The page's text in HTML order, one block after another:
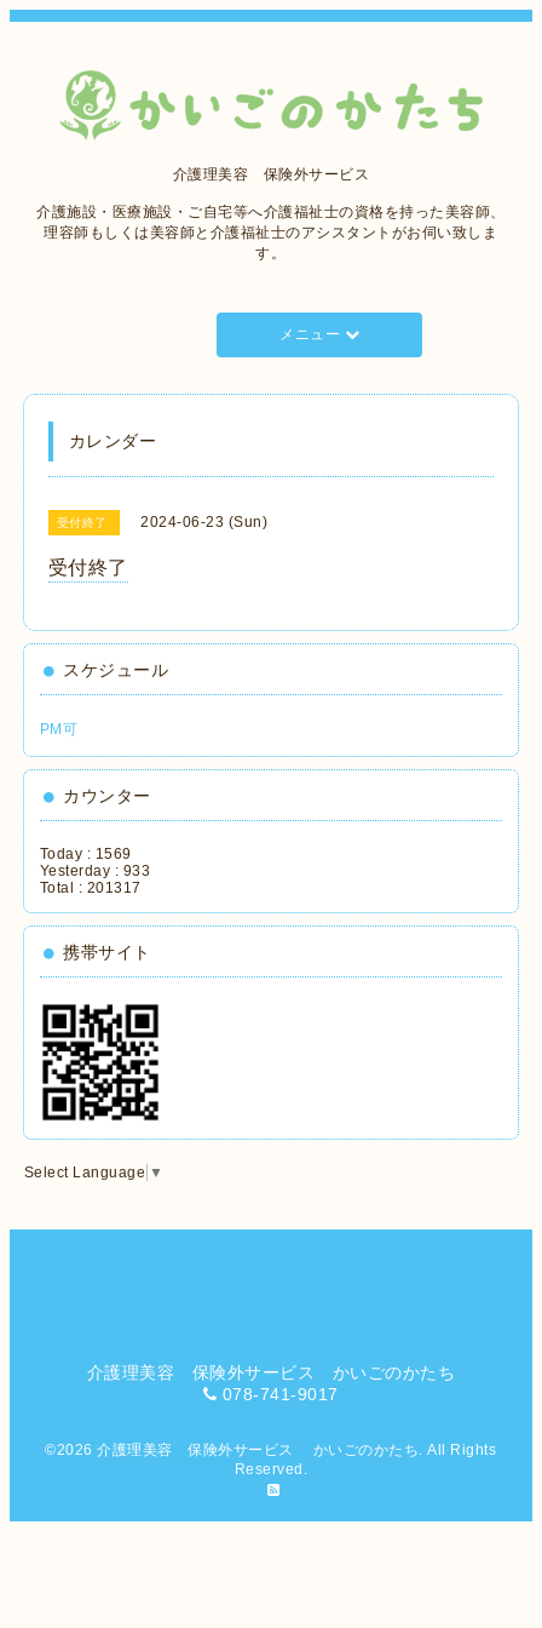
介護理美容 保険外サービス
介護施設・医療施設・ご自宅等へ介護福祉士の資格を持った美容師、
理容師もしくは美容師と介護福祉士のアシスタントがお伺い致しま
す。
メニュー
カレンダー
受付終了 2024-06-23 (Sun)
受付終了
スケジュール
PM可
カウンター
Today : 1569
Yesterday : 933
Total : 201317
携帯サイト
Select Language ▼
介護理美容 保険外サービス かいごのかたち
078-741-9017
©2026介護理美容 保険外サービス かいごのかたち . All Rights
Reserved.